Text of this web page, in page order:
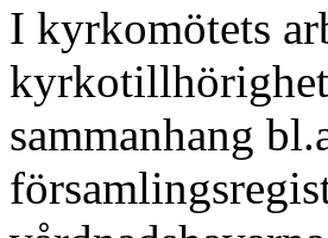
I kyrkomötets
sammanhang